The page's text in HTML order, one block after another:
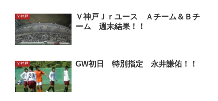
Ｖ神戸
Ｖ神戸Ｊｒユース Ａチーム＆Ｂチ
ーム 週末結果！！
Ｖ神戸 GW初日 特別指定 永井謙佑！！